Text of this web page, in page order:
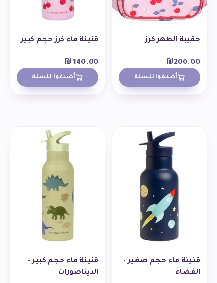
حقيبة الظهر كرز
₪200.00
أضيفوا للسلة
قنينة ماء كرز حجم كبير
₪140.00
أضيفوا للسلة
قنينة ماء حجم صغير -
الفضاء
قنينة ماء حجم كبير -
الديناصورات